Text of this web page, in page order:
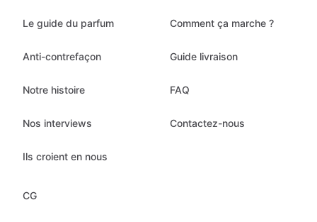
Le guide du parfum
Anti-contrefaçon
Notre histoire
Nos interviews
Ils croient en nous
Comment ça marche ?
Guide livraison
FAQ
Contactez-nous
CG